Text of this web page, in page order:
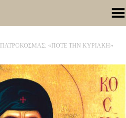
Toggle Menu
ΠΑΤΡΟΚΟΣΜΑΣ: «ΠΟΤΕ ΤΗΝ ΚΥΡΙΑΚΗ»